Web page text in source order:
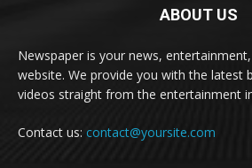
ABOUT US
Newspaper is your news,
website. We provide you with the latest
videos straight from the entertainment
Contact us: contact@yoursite.com